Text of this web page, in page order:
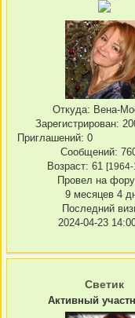
Откуда: Вена-
Зарегистрирован:
Приглашений: 0
Сообщений:
Возраст: 61
Провел на
9 месяцев 4
Последний
2024-04-23
Светик
Активный